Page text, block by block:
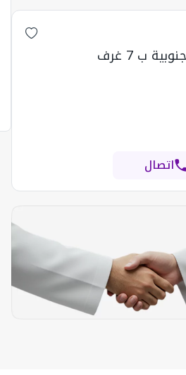
اتصال